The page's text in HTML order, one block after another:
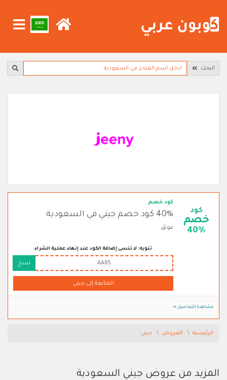
البحث
كود
خصم
40%
كود خصم
40% كود خصم جيني في السعودية
موثق
تنويه: لا تنسى إضافة الكود عند إنهاء عملية الشراء
AA85 نسخ
المتابعة إلى جيني
مشاهدة التفاصيل
الرئيسية العروض جيني
المزيد من عروض جيني السعودية